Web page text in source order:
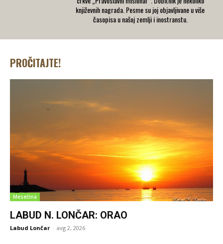
književnih nagrada. Pesme su joj objavljivane u više
časopisa u našoj zemlji i inostranstu.
PROČITAJTE!
Mesečina
LABUD N. LONČAR: ORAO
Labud Lončar - avg 2, 2026